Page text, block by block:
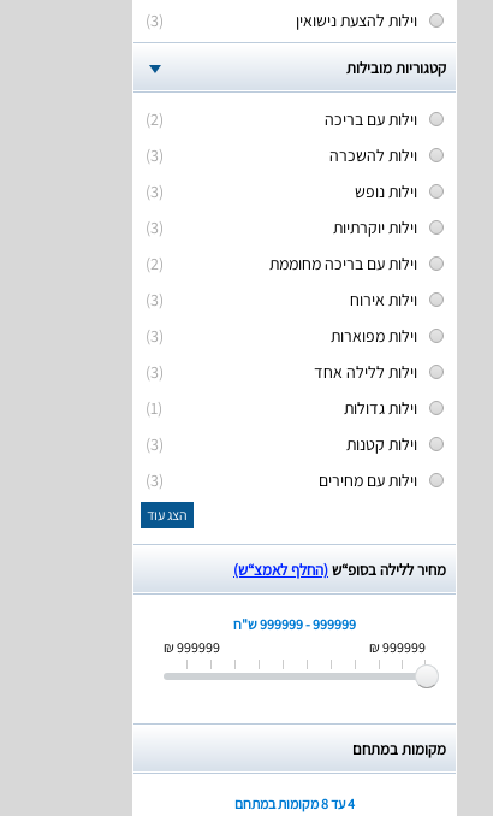
(3)
וילות להצעת נישואין
קטגוריות מובילות
(2)
וילות עם בריכה
(3)
וילות להשכרה
(3)
וילות נופש
(3)
וילות יוקרתיות
(2)
וילות עם בריכה מחוממת
(3)
וילות אירוח
(3)
וילות מפוארות
(3)
וילות ללילה אחד
(1)
וילות גדולות
(3)
וילות קטנות
(3)
וילות עם מחירים
הצג עוד
מחיר ללילה בסופ“ש(החלף לאמצ“ש)
999999 - 999999 ש"ח
999999 ₪
999999 ₪
מקומות במתחם
4 עד 8
מקומות במתחם